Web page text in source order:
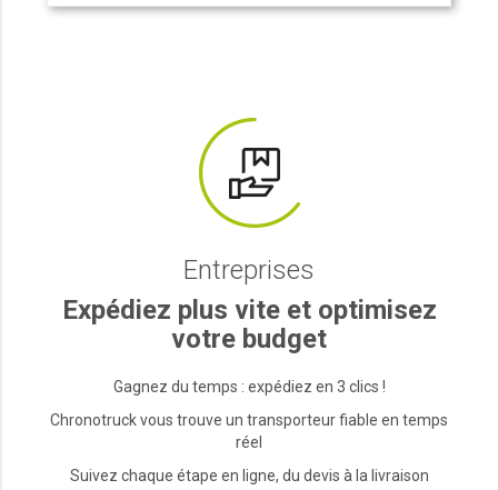
Entreprises
Expédiez plus vite et optimisez
votre budget
Gagnez du temps : expédiez en 3 clics !
Chronotruck vous trouve un transporteur fiable en temps
réel
Suivez chaque étape en ligne, du devis à la livraison